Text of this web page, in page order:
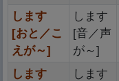
します
[おと／こ
えが～]
します
[音 ／ 声
が～]
します
します